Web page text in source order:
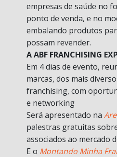
empresas de saúde no
ponto de venda, e no
embalando produtos
possam revender.
A ABF FRANCHISING
Em 4 dias de evento,
marcas, dos mais
franchising, com
e networking
Será apresentado na
palestras gratuitas
associados ao mercado
E o Montando Minha